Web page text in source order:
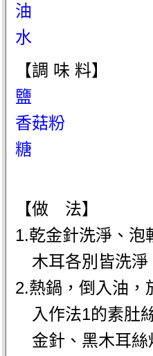
油
水
【調 味 料】
鹽
香菇粉
糖
【做 法】
1.乾金針洗淨、泡
木耳各別皆洗淨
2.熱鍋，倒入油，
入作法1的素肚
金針、黑木耳絲